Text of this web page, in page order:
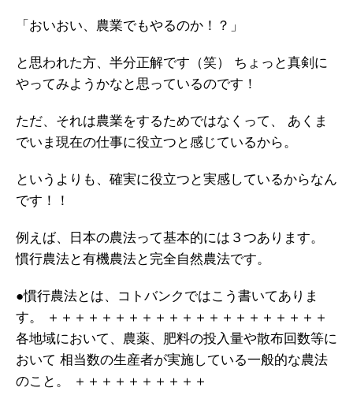
ガイアの実績
お問い合わせ
「おいおい、農業でもやるのか！？」
と思われた方、半分正解です（笑）
ちょっと真剣に
やってみようかなと思っているのです！
ただ、それは農業をするためではなくって、
あくま
でいま現在の仕事に役立つと感じているから。
というよりも、確実に役立つと実感しているからなん
です！！
例えば、日本の農法って基本的には３つあります。
慣行農法と有機農法と完全自然農法です。
●慣行農法とは、コトバンクではこう書いてありま
す。
＋＋＋＋＋＋＋＋＋＋＋＋＋＋＋＋＋＋＋＋＋
各地域において、農薬、肥料の投入量や散布回数等に
おいて 相当数の生産者が実施している一般的な農法
のこと。
＋＋＋＋＋＋＋＋＋＋